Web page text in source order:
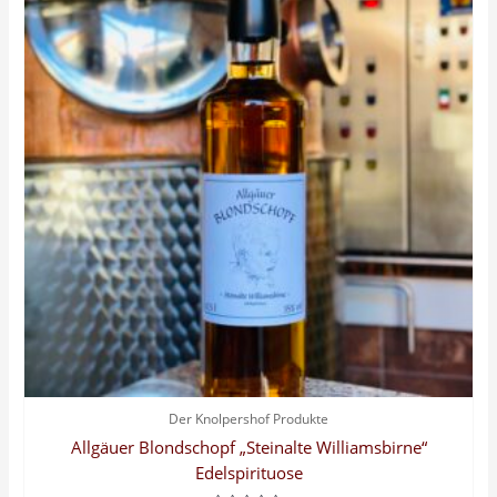
Der Knolpershof Produkte
Allgäuer Blondschopf „Steinalte Williamsbirne“
Edelspirituose